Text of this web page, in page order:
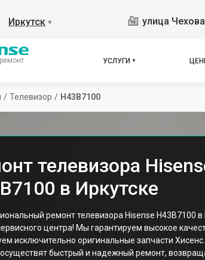
Иркутск ▼ улица
УСЛУГИ
/ Телевизор / H43B7100
телевизора
в Иркутске
ремонт телевизора Hisense H43B7100 в
центра! Мы гарантируем высокое
исключительно оригинальные запчасти
быстрый и надежный ремонт,